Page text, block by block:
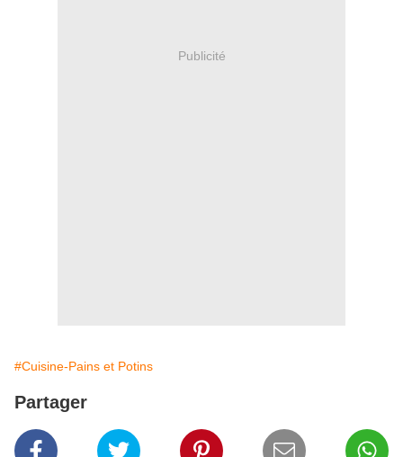
Publicité
#Cuisine-Pains et Potins
Partager